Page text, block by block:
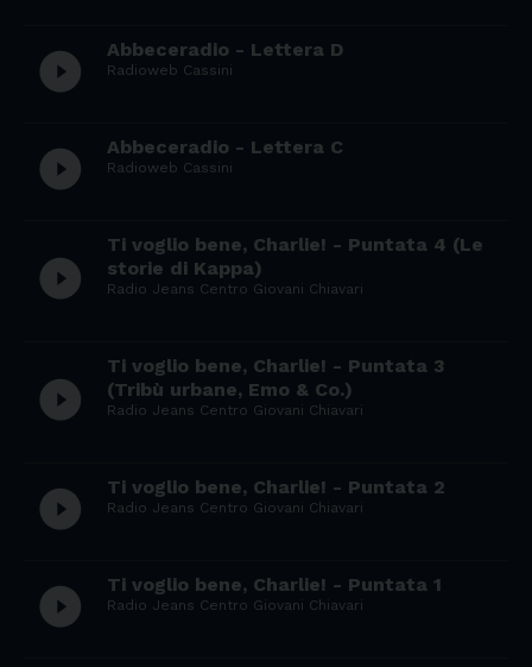
play_circle_filled Abbeceradio - Lettera D
Radioweb Cassini
play_circle_filled Abbeceradio - Lettera C
Radioweb Cassini
play_circle_filled
Ti voglio bene, Charlie! - Puntata 4 (Le
storie di Kappa)
Radio Jeans Centro Giovani Chiavari
play_circle_filled
Ti voglio bene, Charlie! - Puntata 3
(Tribù urbane, Emo & Co.)
Radio Jeans Centro Giovani Chiavari
play_circle_filled Ti voglio bene, Charlie! - Puntata 2
Radio Jeans Centro Giovani Chiavari
play_circle_filled Ti voglio bene, Charlie! - Puntata 1
Radio Jeans Centro Giovani Chiavari